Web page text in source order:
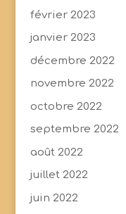
février 2023
janvier 2023
décembre 2022
novembre 2022
octobre 2022
septembre 2022
août 2022
juillet 2022
juin 2022